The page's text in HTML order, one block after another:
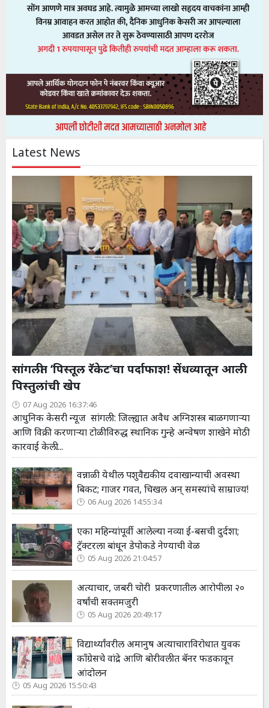
Latest News
सांगलीत ‘पिस्तूल रॅकेट’चा पर्दाफाश! सेंधव्यातून आली
पिस्तुलांची खेप
07 Aug 2026 16:37:46
आधुनिक केसरी न्यूज सांगली : जिल्ह्यात अवैध अग्निशस्त्र बाळगणाऱ्या
आणि विक्री करणाऱ्या टोळीविरुद्ध स्थानिक गुन्हे अन्वेषण शाखेने मोठी
कारवाई केली....
वन्नाळी येथील पशुवैद्यकीय दवाखान्याची अवस्था
बिकट; गाजर गवत, चिखल अन् समस्यांचे साम्राज्य!
06 Aug 2026 14:55:34
एका महिन्यांपूर्वी आलेल्या नव्या ई-बसची दुर्दशा;
ट्रॅक्टरला बांधून डेपोकडे नेण्याची वेळ
05 Aug 2026 21:04:57
अत्याचार, जबरी चोरी प्रकरणातील आरोपीला २०
वर्षांची सक्तमजुरी
05 Aug 2026 20:49:17
विद्यार्थ्यांवरील अमानुष अत्याचाराविरोधात युवक
काँग्रेसचे वांद्रे आणि बोरीवलीत बॅनर फडकावून
आंदोलन
05 Aug 2026 15:50:43